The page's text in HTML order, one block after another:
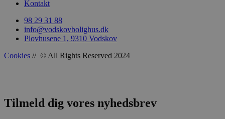
Kontakt
98 29 31 88
info@vodskovbolighus.dk
Plovhusene 1, 9310 Vodskov
Cookies // © All Rights Reserved 2024
Tilmeld dig vores nyhedsbrev
woocommerce_items_in_cart